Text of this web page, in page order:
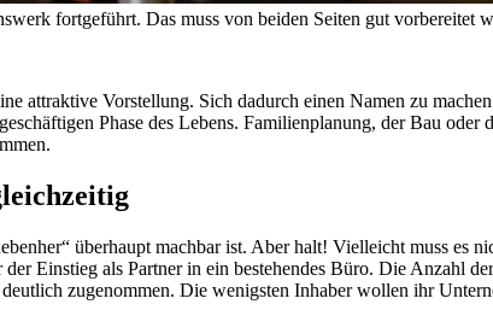
fortgeführt. Das muss von beiden Seiten gut vorbereitet
attraktive Vorstellung. Sich dadurch einen Namen zu
Phase des Lebens. Familienplanung, der Bau
überhaupt machbar ist. Aber halt! Vielleicht muss es
Einstieg als Partner in ein bestehendes Büro. Die Anzahl
zugenommen. Die wenigsten Inhaber wollen ihr